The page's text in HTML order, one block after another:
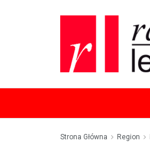
Strona Główna Region